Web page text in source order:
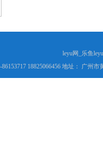
leyu网_乐鱼
18825066456 地址： 广州